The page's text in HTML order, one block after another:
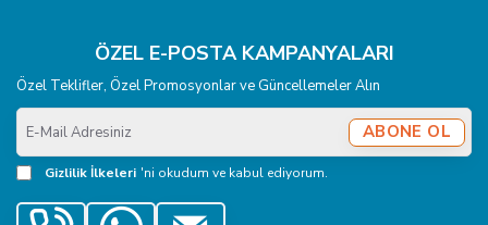
ÖZEL E-POSTA KAMPANYALARI
Özel Teklifler, Özel Promosyonlar ve Güncellemeler Alın
E-
Mail
Adresiniz
ABONE OL
Gizlilik İlkeleri 'ni okudum ve kabul ediyorum.